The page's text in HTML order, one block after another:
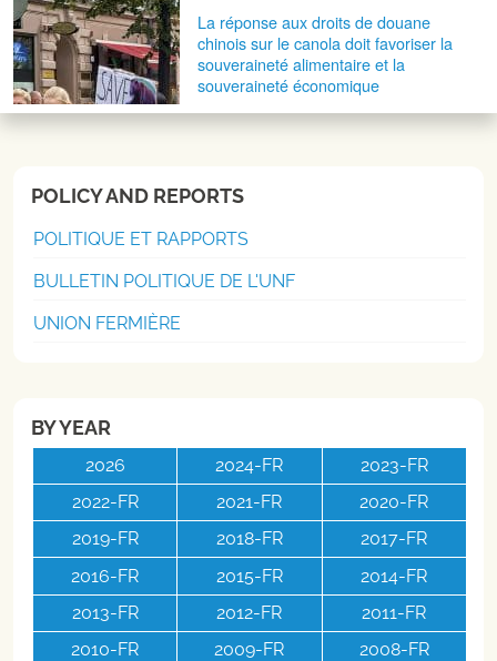
La réponse aux droits de douane
chinois sur le canola doit favoriser la
souveraineté alimentaire et la
souveraineté économique
POLICY AND REPORTS
POLITIQUE ET RAPPORTS
BULLETIN POLITIQUE DE L'UNF
UNION FERMIÈRE
BY YEAR
2026 2024-FR
2023-FR
2022-FR
2021-FR
2020-FR
2019-FR
2018-FR
2017-FR
2016-FR
2015-FR
2014-FR
2013-FR
2012-FR
2011-FR
2010-FR
2009-FR
2008-FR